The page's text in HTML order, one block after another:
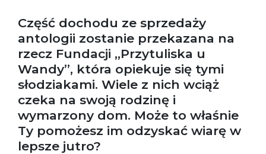
Część dochodu ze sprzedaży
antologii zostanie przekazana na
rzecz Fundacji „Przytuliska u
Wandy”, która opiekuje się tymi
słodziakami. Wiele z nich wciąż
czeka na swoją rodzinę i
wymarzony dom. Może to właśnie
Ty pomożesz im odzyskać wiarę w
lepsze jutro?